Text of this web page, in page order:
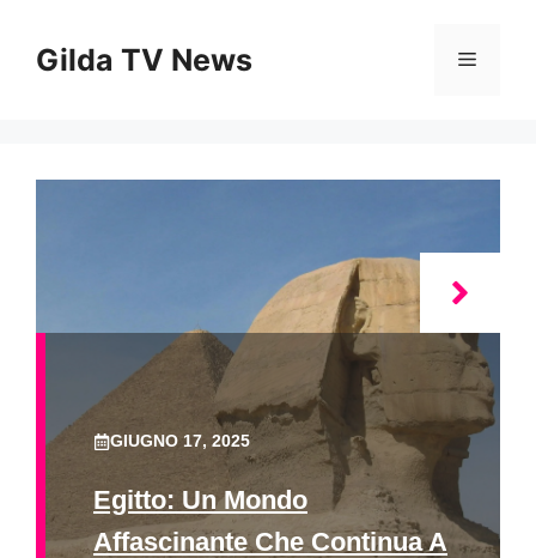
contenuto
Gilda TV News Menu
GIUGNO 17, 2025
Egitto: Un Mondo
Affascinante Che Continua A